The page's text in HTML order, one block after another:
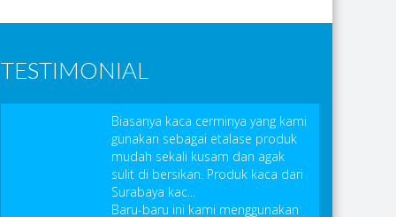
TESTIMONIAL
Biasanya kaca cerminya yang kami
gunakan sebagai etalase produk
mudah sekali kusam dan agak
sulit di bersikan. Produk kaca dari
Surabaya kac...
Baru-baru ini kami menggunakan